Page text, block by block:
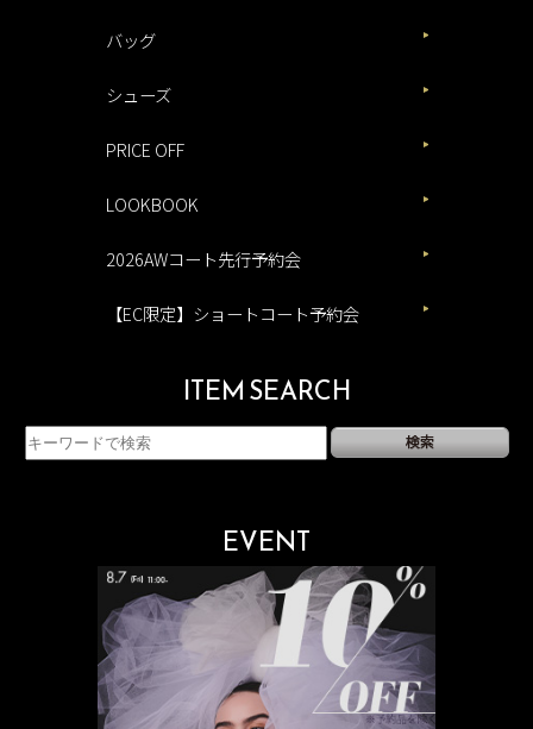
バッグ
シューズ
PRICE OFF
LOOKBOOK
2026AWコート先行予約会
【EC限定】ショートコート予約会
ITEM SEARCH
EVENT